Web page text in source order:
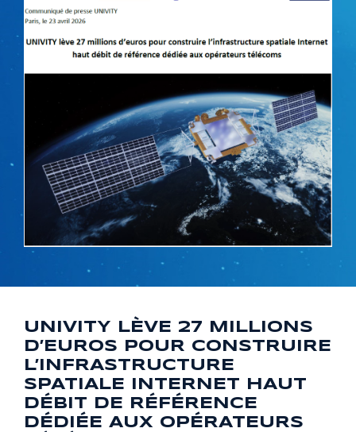
UNIVITY LÈVE 27 MILLIONS
D’EUROS POUR CONSTRUIRE
L’INFRASTRUCTURE
SPATIALE INTERNET HAUT
DÉBIT DE RÉFÉRENCE
DÉDIÉE AUX OPÉRATEURS